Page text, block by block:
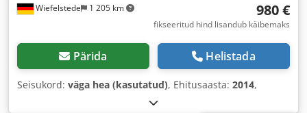
Wiefelstede 1 205 km 980 €
fikseeritud hind lisandub käibemaks
Pärida Helistada
Seisukord: väga hea (kasutatud), Ehitusaasta: 2014,